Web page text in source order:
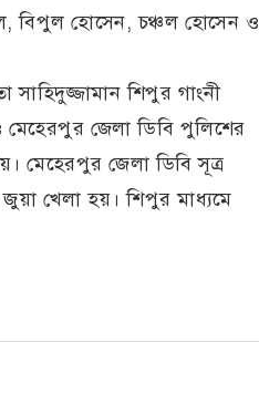
বিপুল হোসেন, চঞ্চল হোসেন ও
সাহিদুজ্জামান শিপুর গাংনী
মেহেরপুর জেলা ডিবি পুলিশের
মেহেরপুর জেলা ডিবি সূত্র
জুয়া খেলা হয়। শিপুর মাধ্যমে